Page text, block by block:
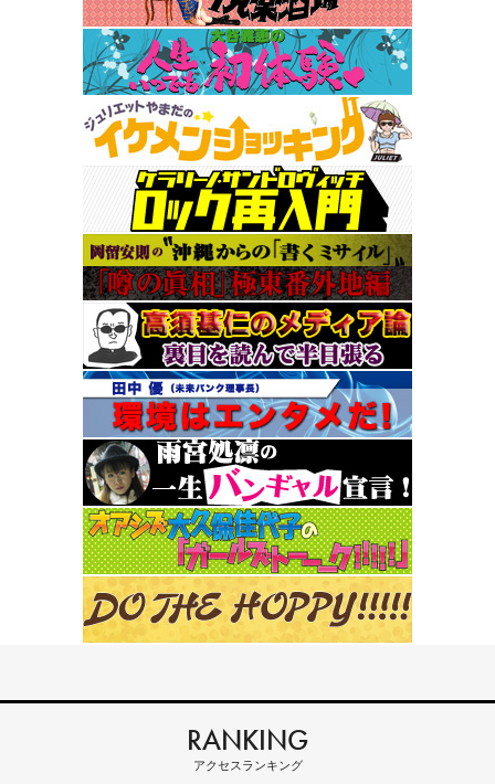
RANKING
アクセスランキング